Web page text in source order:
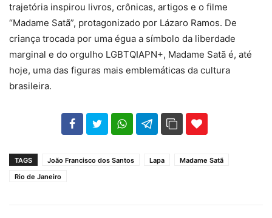
trajetória inspirou livros, crônicas, artigos e o filme
“Madame Satã”, protagonizado por Lázaro Ramos. De
criança trocada por uma égua a símbolo da liberdade
marginal e do orgulho LGBTQIAPN+, Madame Satã é, até
hoje, uma das figuras mais emblemáticas da cultura
brasileira.
102 35
TAGS João Francisco dos Santos Lapa
Madame Satã
Rio de Janeiro